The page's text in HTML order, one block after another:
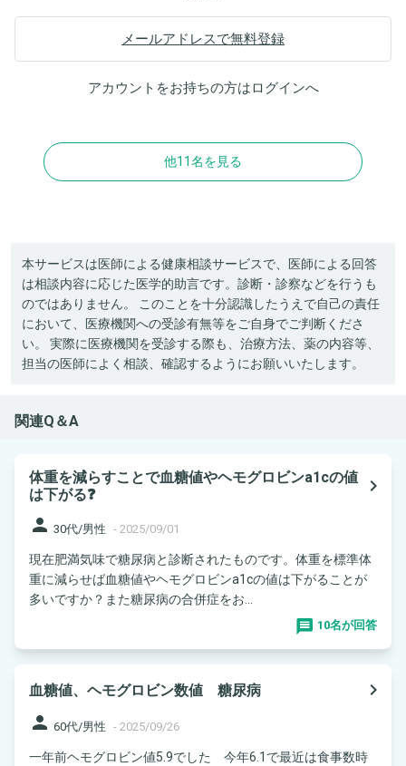
メールアドレスで無料登録
アカウントをお持ちの方はログインへ
他11名を見る
本サービスは医師による健康相談サービスで、医師による回答
は相談内容に応じた医学的助言です。診断・診察などを行うも
のではありません。 このことを十分認識したうえで自己の責任
において、医療機関への受診有無等をご自身でご判断くださ
い。 実際に医療機関を受診する際も、治療方法、薬の内容等、
担当の医師によく相談、確認するようにお願いいたします。
関連Q＆A
体重を減らすことで血糖値やヘモグロビンa1cの値
は下がる❓
navigate_next
person 30代/男性 - 2025/09/01
現在肥満気味で糖尿病と診断されたものです。体重を標準体
重に減らせば血糖値やヘモグロビンa1cの値は下がることが
多いですか？また糖尿病の合併症をお...
10名が回答
血糖値、ヘモグロビン数値 糖尿病
navigate_next
person 60代/男性 - 2025/09/26
一年前ヘモグロビン値5.9でした 今年6.1で最近は食事数時